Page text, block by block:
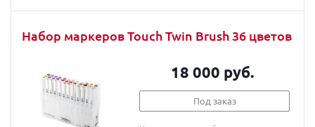
Набор маркеров Touch Twin Brush 36 цветов
18 000 руб.
Под заказ